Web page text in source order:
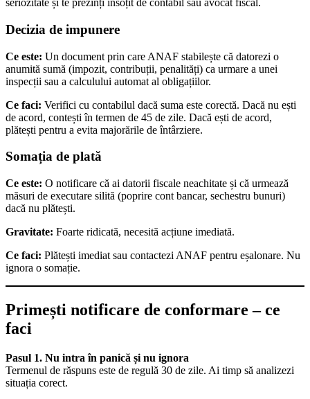
seriozitate și te prezinți însoțit de contabil sau avocat fiscal.
Decizia de impunere
Ce este: Un document prin care ANAF stabilește că datorezi o
anumită sumă (impozit, contribuții, penalități) ca urmare a unei
inspecții sau a calculului automat al obligațiilor.
Ce faci: Verifici cu contabilul dacă suma este corectă. Dacă nu ești
de acord, contești în termen de 45 de zile. Dacă ești de acord,
plătești pentru a evita majorările de întârziere.
Somația de plată
Ce este: O notificare că ai datorii fiscale neachitate și că urmează
măsuri de executare silită (poprire cont bancar, sechestru bunuri)
dacă nu plătești.
Gravitate: Foarte ridicată, necesită acțiune imediată.
Ce faci: Plătești imediat sau contactezi ANAF pentru eșalonare. Nu
ignora o somație.
Primești notificare de conformare – ce
faci
Pasul 1. Nu intra în panică și nu ignora
Termenul de răspuns este de regulă 30 de zile. Ai timp să analizezi
situația corect.